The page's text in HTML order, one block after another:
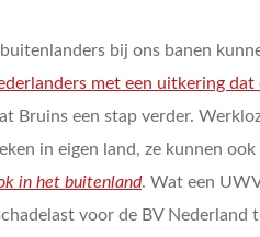
bij ons banen
met een uitkering dat
Bruins een stap verder.
in eigen land, ze kunnen
in het buitenland. Wat een
voor de BV Nederland